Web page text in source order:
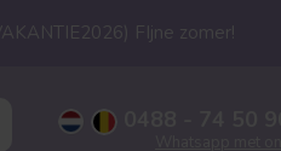
FIjne zomer!